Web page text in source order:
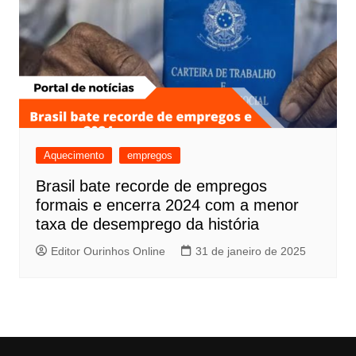
Aquecimento empregos
Brasil bate recorde de empregos
formais e encerra 2024 com a menor
taxa de desemprego da história
Editor Ourinhos Online 31 de janeiro de 2025